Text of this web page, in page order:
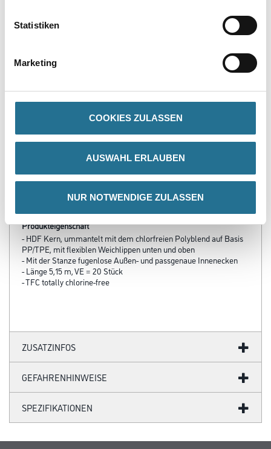
Statistiken
Marketing
COOKIES ZULASSEN
AUSWAHL ERLAUBEN
NUR NOTWENDIGE ZULASSEN
WD Skelettpistole für
Kartuschen
Bitte einloggen, um Preise zu
sehen
PRODUKTEIGENSCHAFTEN
Produkteigenschaft
- HDF Kern, ummantelt mit dem chlorfreien Polyblend auf Basis
PP/TPE, mit flexiblen Weichlippen unten und oben
- Mit der Stanze fugenlose Außen- und passgenaue Innenecken
- Länge 5,15 m, VE = 20 Stück
- TFC totally chlorine-free
ZUSATZINFOS
GEFAHRENHINWEISE
SPEZIFIKATIONEN